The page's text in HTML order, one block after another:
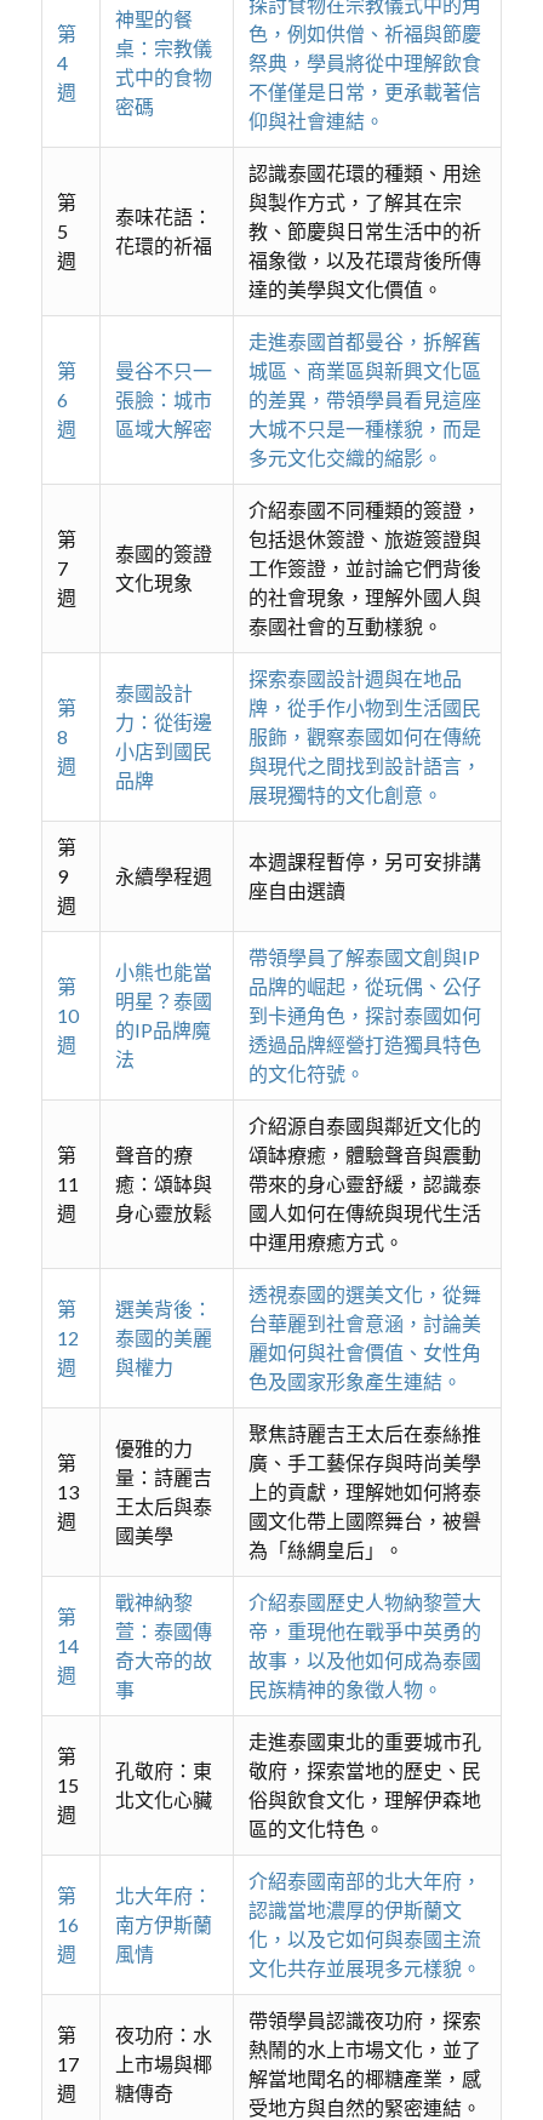
第
4
週
神聖的餐
桌：宗教儀
式中的食物
密碼
色，例如供僧、祈福與節慶
祭典，學員將從中理解飲食
不僅僅是日常，更承載著信
仰與社會連結。
第
5
週
泰味花語：
花環的祈福
認識泰國花環的種類、用途
與製作方式，了解其在宗
教、節慶與日常生活中的祈
福象徵，以及花環背後所傳
達的美學與文化價值。
第
6
週
曼谷不只一
張臉：城市
區域大解密
走進泰國首都曼谷，拆解舊
城區、商業區與新興文化區
的差異，帶領學員看見這座
大城不只是一種樣貌，而是
多元文化交織的縮影。
第
7
週
泰國的簽證
文化現象
介紹泰國不同種類的簽證，
包括退休簽證、旅遊簽證與
工作簽證，並討論它們背後
的社會現象，理解外國人與
泰國社會的互動樣貌。
第
8
週
泰國設計
力：從街邊
小店到國民
品牌
探索泰國設計週與在地品
牌，從手作小物到生活國民
服飾，觀察泰國如何在傳統
與現代之間找到設計語言，
展現獨特的文化創意。
第
9
週
永續學程週
本週課程暫停，另可安排講
座自由選讀
第
10
週
小熊也能當
明星？泰國
的IP品牌魔
法
帶領學員了解泰國文創與IP
品牌的崛起，從玩偶、公仔
到卡通角色，探討泰國如何
透過品牌經營打造獨具特色
的文化符號。
第
11
週
聲音的療
癒：頌缽與
身心靈放鬆
介紹源自泰國與鄰近文化的
頌缽療癒，體驗聲音與震動
帶來的身心靈舒緩，認識泰
國人如何在傳統與現代生活
中運用療癒方式。
第
12
週
選美背後：
泰國的美麗
與權力
透視泰國的選美文化，從舞
台華麗到社會意涵，討論美
麗如何與社會價值、女性角
色及國家形象產生連結。
第
13
週
優雅的力
量：詩麗吉
王太后與泰
國美學
聚焦詩麗吉王太后在泰絲推
廣、手工藝保存與時尚美學
上的貢獻，理解她如何將泰
國文化帶上國際舞台，被譽
為「絲綢皇后」。
第
14
週
戰神納黎
萱：泰國傳
奇大帝的故
事
介紹泰國歷史人物納黎萱大
帝，重現他在戰爭中英勇的
故事，以及他如何成為泰國
民族精神的象徵人物。
第
15
週
孔敬府：東
北文化心臟
走進泰國東北的重要城市孔
敬府，探索當地的歷史、民
俗與飲食文化，理解伊森地
區的文化特色。
第
16
週
北大年府：
南方伊斯蘭
風情
介紹泰國南部的北大年府，
認識當地濃厚的伊斯蘭文
化，以及它如何與泰國主流
文化共存並展現多元樣貌。
第
17
週
夜功府：水
上市場與椰
糖傳奇
帶領學員認識夜功府，探索
熱鬧的水上市場文化，並了
解當地聞名的椰糖產業，感
受地方與自然的緊密連結。